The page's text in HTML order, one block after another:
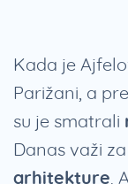
Kada je
Parižani, a
su je smatrali
Danas važi za
arhitekture.